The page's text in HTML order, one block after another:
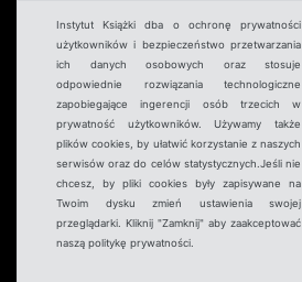
Instytut Książki dba o ochronę prywatności
użytkowników i bezpieczeństwo przetwarzania
ich danych osobowych oraz stosuje
odpowiednie rozwiązania technologiczne
zapobiegające ingerencji osób trzecich w
prywatność użytkowników. Używamy także
plików cookies, by ułatwić korzystanie z naszych
serwisów oraz do celów statystycznych.Jeśli nie
chcesz, by pliki cookies były zapisywane na
Twoim dysku zmień ustawienia swojej
przeglądarki. Kliknij "Zamknij" aby zaakceptować
naszą politykę prywatności.